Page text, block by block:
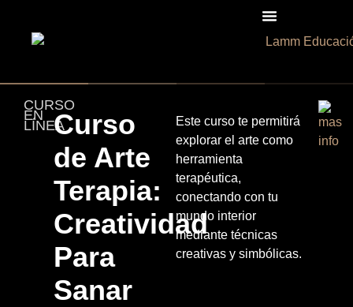
CURSO
EN
LÍNEACurso
de Arte
Terapia:
Creatividad
Para
Sanar
Este curso te permitirá
explorar el arte como
herramienta
terapéutica,
conectando con tu
mundo interior
mediante técnicas
creativas y simbólicas.